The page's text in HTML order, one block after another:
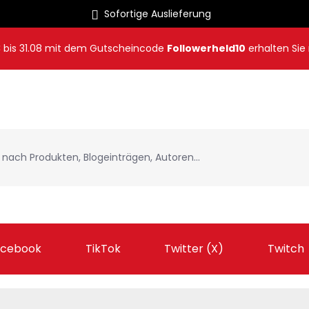
Sofortige Auslieferung
bis 31.08 mit dem Gutscheincode Followerheld10 erhalten Sie
TikTok Twitter (X) Twitch